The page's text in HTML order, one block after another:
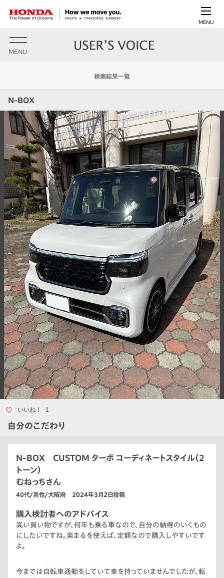
MENU
MENU
検索結果一覧
N-BOX
自分のこだわり
いいね！ 1
N-BOX CUSTOM ターボ コーディネートスタイル（2
トーン）
むねっちさん
40代/男性/大阪府 2024年3月2日投稿
購入検討者へのアドバイス
高い買い物ですが、何年も乗る車なので、自分の納得のいくもの
にしたいですね。楽まるを使えば、定額なので購入しやすいです
よ。
今までは自転車通勤をしていて車を持っていませんでしたが、転